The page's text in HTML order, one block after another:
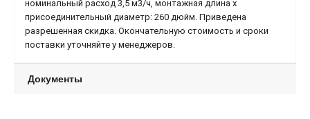
номинальный расход 3,5 м3/ч, монтажная длина х
присоединительный диаметр: 260 дюйм. Приведена
разрешенная скидка. Окончательную стоимость и сроки
поставки уточняйте у менеджеров.
Документы